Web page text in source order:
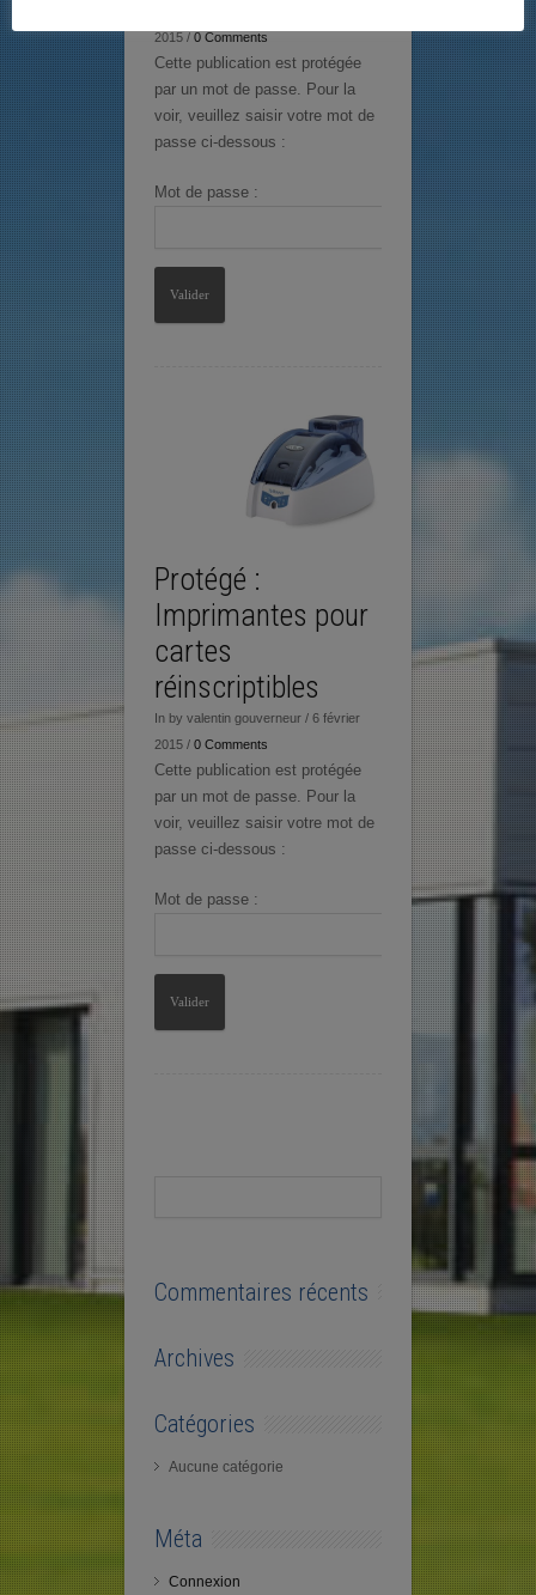
2015 / 0 Comments
Cette publication est protégée
par un mot de passe. Pour la
voir, veuillez saisir votre mot de
passe ci-dessous :
Mot de passe :
Protégé :
Imprimantes pour
cartes
réinscriptibles
In by valentin gouverneur / 6 février
2015 / 0 Comments
Cette publication est protégée
par un mot de passe. Pour la
voir, veuillez saisir votre mot de
passe ci-dessous :
Mot de passe :
Commentaires récents
Archives
Catégories
Aucune catégorie
Méta
Connexion